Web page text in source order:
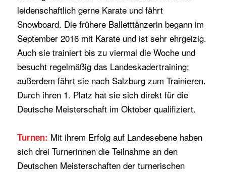
leidenschaftlich gerne Karate und fährt
Snowboard. Die frühere Balletttänzerin begann im
September 2016 mit Karate und ist sehr ehrgeizig.
Auch sie trainiert bis zu viermal die Woche und
besucht regelmäßig das Landeskadertraining;
außerdem fährt sie nach Salzburg zum Trainieren.
Durch ihren 1. Platz hat sie sich direkt für die
Deutsche Meisterschaft im Oktober qualifiziert.
Turnen: Mit ihrem Erfolg auf Landesebene haben
sich drei Turnerinnen die Teilnahme an den
Deutschen Meisterschaften der turnerischen